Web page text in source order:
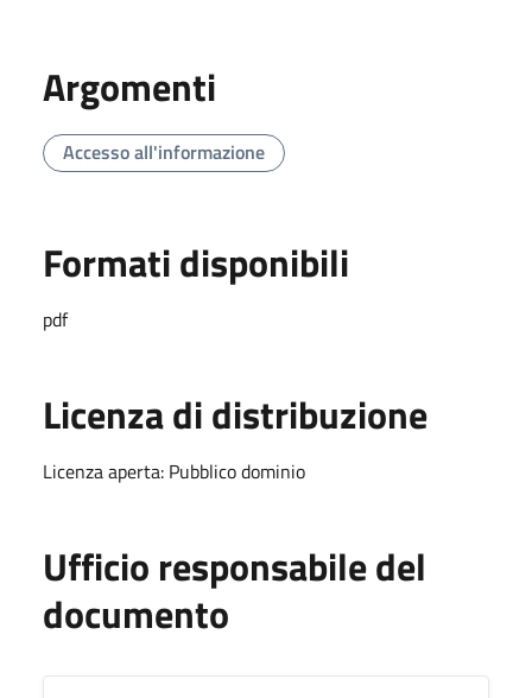
Argomenti
Accesso all'informazione
Formati disponibili
pdf
Licenza di distribuzione
Licenza aperta: Pubblico dominio
Ufficio responsabile del
documento